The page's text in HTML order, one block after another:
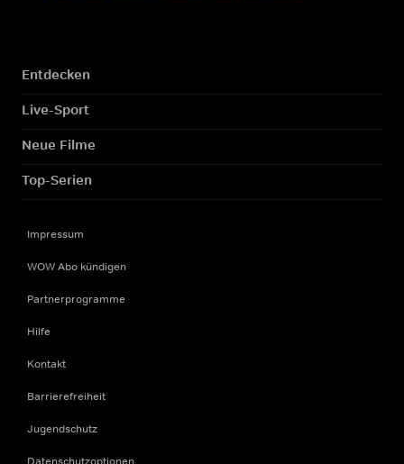
Entdecken
Live-Sport
Neue Filme
Top-Serien
Impressum
WOW Abo kündigen
Partnerprogramme
Hilfe
Kontakt
Barrierefreiheit
Jugendschutz